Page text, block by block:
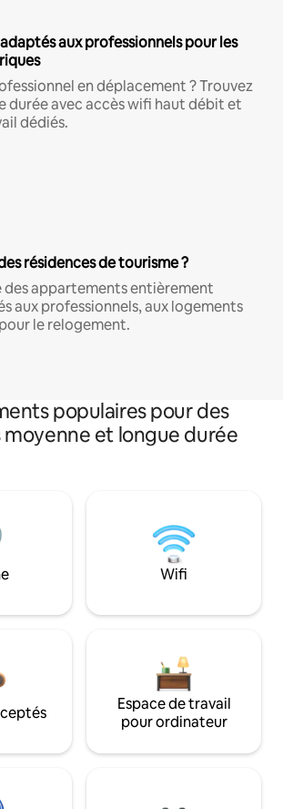
aux professionnels pour les
en déplacement ? Trouvez
durée avec accès wifi haut débit et
dédiés.
résidences de tourisme ?
appartements entièrement
aux professionnels, aux logements
le relogement.
populaires pour des
moyenne et longue durée
Wifi
Espace de travail
pour ordinateur